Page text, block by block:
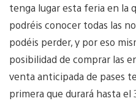
tenga lugar esta feria en la
podréis conocer todas las
podéis perder, y por eso
posibilidad de comprar las
venta anticipada de pases
primera que durará hasta el